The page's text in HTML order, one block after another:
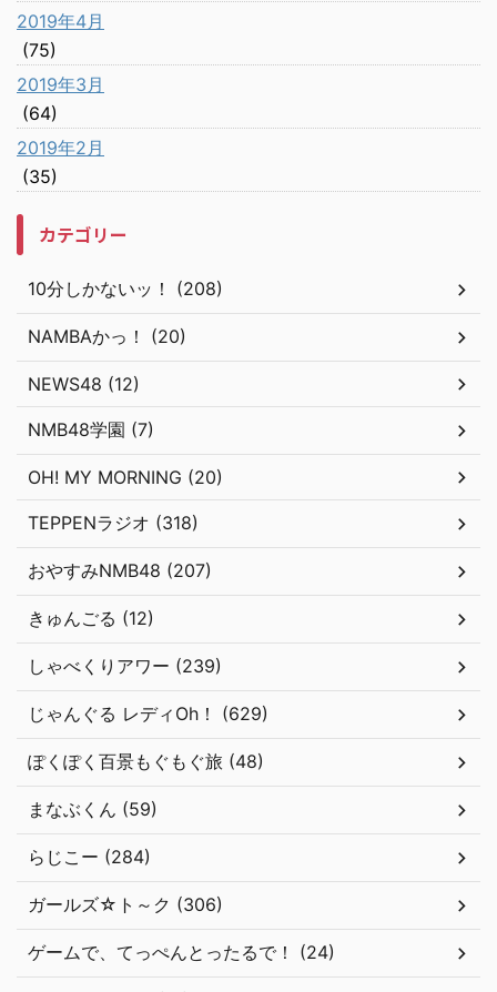
2019年4月
(75)
2019年3月
(64)
2019年2月
(35)
カテゴリー
10分しかないッ！ (208)
NAMBAかっ！ (20)
NEWS48 (12)
NMB48学園 (7)
OH! MY MORNING (20)
TEPPENラジオ (318)
おやすみNMB48 (207)
きゅんごる (12)
しゃべくりアワー (239)
じゃんぐる レディOh！ (629)
ぽくぽく百景もぐもぐ旅 (48)
まなぶくん (59)
らじこー (284)
ガールズ☆ト～ク (306)
ゲームで、てっぺんとったるで！ (24)